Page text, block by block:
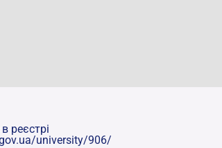
реєстрі
university/906/